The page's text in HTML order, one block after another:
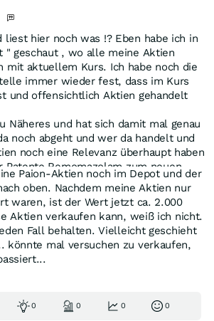
liest hier noch was !? Eben habe ich in
" geschaut , wo alle meine Aktien
mit aktuellem Kurs. Ich habe noch die
immer wieder fest, dass im Kurs
und offensichtlich Aktien gehandelt
Näheres und hat sich damit mal genau
noch abgeht und wer da handelt und
noch eine Relevanz überhaupt haben
Patente Remomazolam zum neuen
Kurssteigerung von 299,41%
kann ich hier keinen Screenshot
Smartphone mit den Börsendaten
Brief 0,076.... BID Sitze 3500
Paion-Aktien noch im Depot und der
oben. Nachdem meine Aktien nur
waren, ist der Wert jetzt ca. 2.000
Aktien verkaufen kann, weiß ich nicht.
Fall behalten. Vielleicht geschieht
könnte mal versuchen zu verkaufen,
0 0 0 0